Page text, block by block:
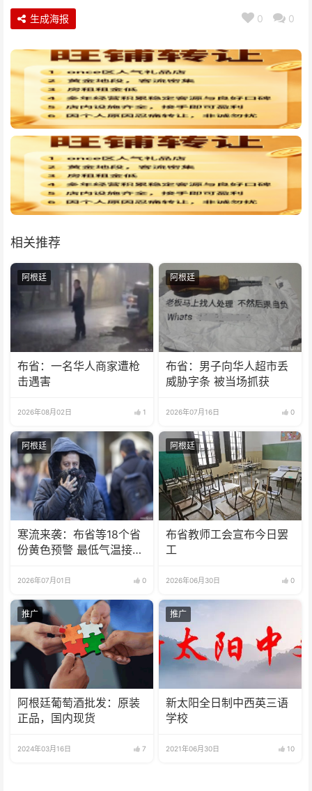
0 0
生成海报
相关推荐
阿根廷
布省：一名华人商家遭枪
击遇害
2026年08月02日 1
阿根廷
布省：男子向华人超市丢
威胁字条 被当场抓获
2026年07月16日 0
阿根廷
寒流来袭：布省等18个省
份黄色预警 最低气温接近
2026年07月01日 0
阿根廷
布省教师工会宣布今日罢
工
2026年06月30日 0
推广
阿根廷葡萄酒批发：原装
正品，国内现货
2024年03月16日 7
推广
新太阳全日制中西英三语
学校
2021年06月30日 10